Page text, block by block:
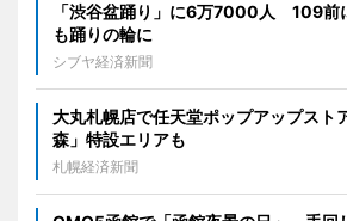
「渋谷盆踊り」に6万7000人 109前
も踊りの輪に
シブヤ経済新聞
大丸札幌店で任天堂ポップアップス
森」特設エリアも
札幌経済新聞